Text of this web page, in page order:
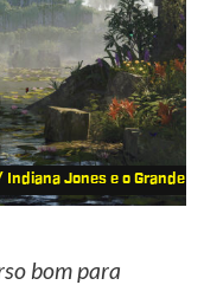
Indiana Jones e o Grande
bom para